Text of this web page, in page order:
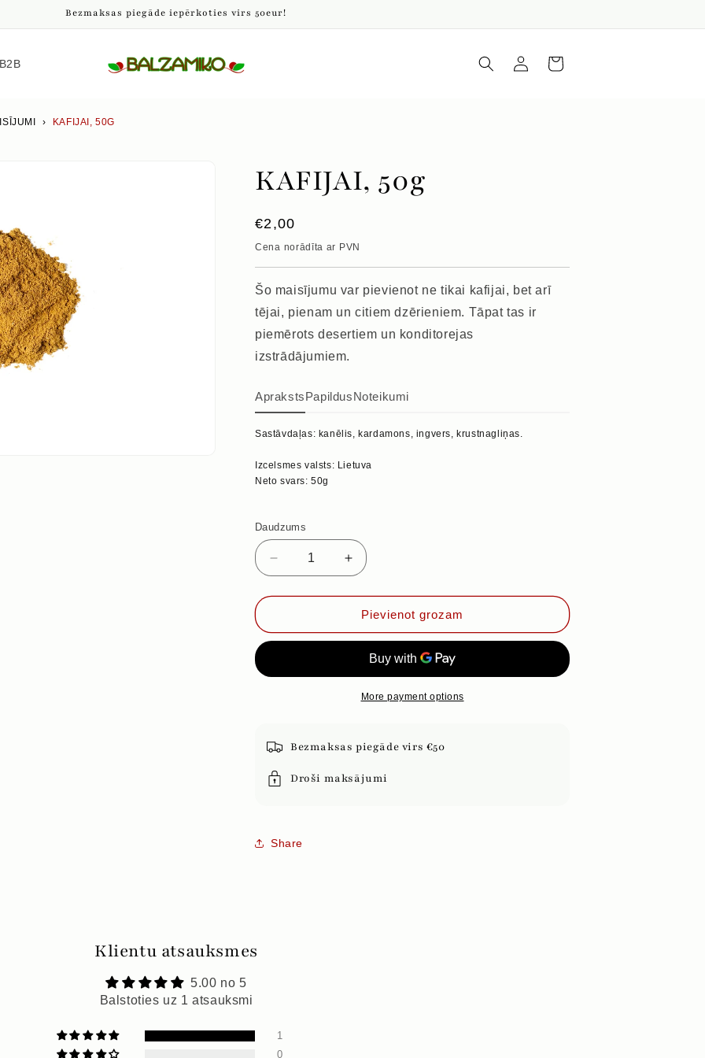
Bezmaksas piegāde iepērkoties virs 50eur!
B2B Piesakieties
grozs
› KAFIJAI, 50G
KAFIJAI, 50g
Parastā
cena
€2,00
Cena norādīta ar PVN
Šo maisījumu var pievienot ne tikai kafijai, bet arī
tējai, pienam un citiem dzērieniem. Tāpat tas ir
piemērots desertiem un konditorejas
izstrādājumiem.
AprakstsPapildusNoteikumi
Sastāvdaļas: kanēlis, kardamons, ingvers, krustnagliņas.
Izcelsmes valsts: Lietuva
Neto svars: 50g
Daudzums
Samazināt
daudzumu
priekš
50g
Palielināt
daudzumu
priekš
KAFIJAI,
50g
Pievienot grozam
More payment options
Bezmaksas piegāde virs €50
Droši maksājumi
Share
Klientu atsauksmes
5.00 no 5
Balstoties uz 1 atsauksmi
1
0